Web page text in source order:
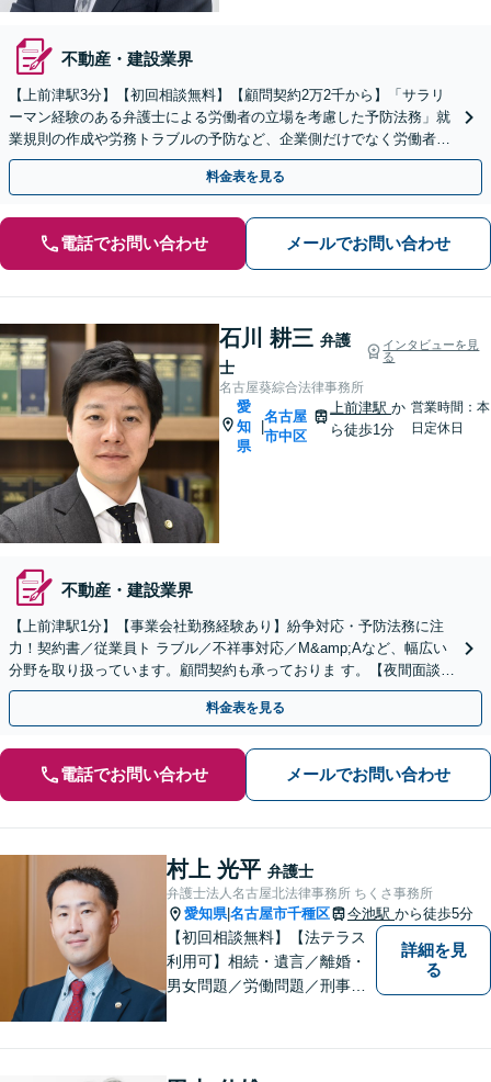
不動産・建設業界
【上前津駅3分】【初回相談無料】【顧問契約2万2千から】「サラリ
ーマン経験のある弁護士による労働者の立場を考慮した予防法務」就
業規則の作成や労務トラブルの予防など、企業側だけでなく労働者の
視点も大切にしたバランスよい法務サポートを提供します
料金表を見る
電話でお問い合わせ メールでお問い合わせ
石川 耕三 弁護
士
インタビューを見
る
名古屋葵綜合法律事務所
愛
知
県
|
名古屋
市中区
上前津駅か
ら徒歩1分
営業時間：本
日定休日
不動産・建設業界
【上前津駅1分】【事業会社勤務経験あり】紛争対応・予防法務に注
力！契約書／従業員ト ラブル／不祥事対応／M&amp;Aなど、幅広い
分野を取り扱っています。顧問契約も承っておりま す。【夜間面談可
能】【オンライン相談可能】
料金表を見る
電話でお問い合わせ メールでお問い合わせ
村上 光平 弁護士
弁護士法人名古屋北法律事務所 ちくさ事務所
愛知県|名古屋市千種区 今池駅 から徒歩5分
【初回相談無料】【法テラス
利用可】相続・遺言／離婚・
男女問題／労働問題／刑事事
詳細を見
る